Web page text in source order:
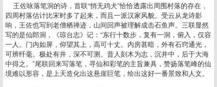
王佐咏落笔洞的诗，首联“悄无鸡犬”恰恰透露出周围村落的存在，
四周村落估计比宋时多了起来，而且一派汉家风貌。受云从龙诗影
响，王佐也写到老僧栖禅迹，山间回声被理解成击石鱼声。三联显然
写的是仙郎洞，《琼台志》记：“东行十数步，复有一洞，俯入，仅容
一人。门内如屏，仰望其上，高可十丈。内房甚暗，外有石窍通光，
可辨纤毫。极处有井，深不可测。昔人刻木为志，沉井中，后于大海
中得之。”尾联回来写落笔，寻仙和彩笔的主旨兼具，赞扬落笔峰的仙
境难以形容，是上天造化出这悬崖巨笔，绘出这好一番景致和人文。